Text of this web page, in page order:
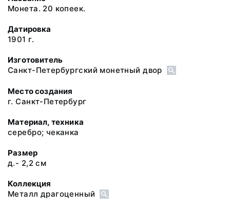
Монета. 20 копеек.
Датировка
1901 г.
Изготовитель
Санкт-Петербургский монетный двор
Место создания
г. Санкт-Петербург
Материал, техника
серебро; чеканка
Размер
д.- 2,2 см
Коллекция
Металл драгоценный